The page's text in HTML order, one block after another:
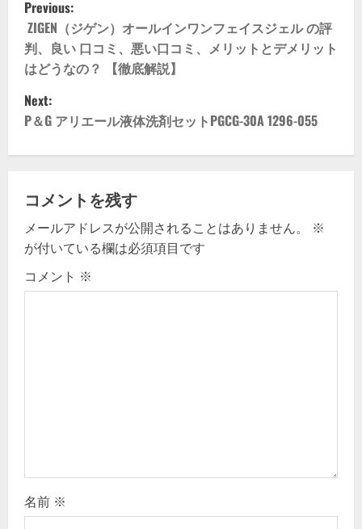
o
s
t
n
v
i
g
Previous:
ZIGEN（ジゲン）オールインワンフェイスジェル の評
判、良い 口コミ、悪い口コミ、メリットとデメリット
はどうなの？ 【徹底解説】
Next:
P＆G アリエール液体洗剤セットPGCG-30A 1296-055
コメントを残す
メールアドレスが公開されることはありません。
※
が付いている欄は必須項目です
コメント ※
名前 ※